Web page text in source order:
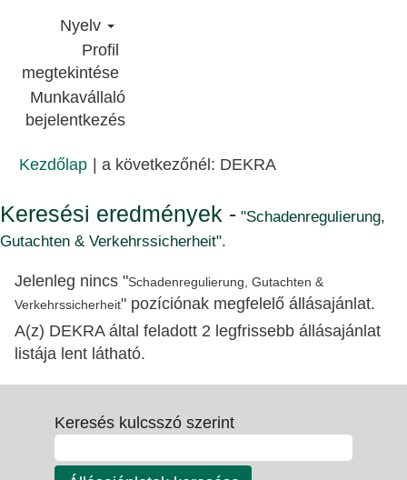
Nyelv
Profil
megtekintése
Munkavállaló
bejelentkezés
Kezdőlap a következőnél: DEKRA(aktuális
Keresési eredmények - "Schadenregulierung,
Gutachten & Verkehrssicherheit".
Jelenleg nincs "Schadenregulierung, Gutachten &
Verkehrssicherheit" pozíciónak megfelelő állásajánlat.
A(z) DEKRA által feladott 2 legfrissebb állásajánlat
listája lent látható.
Keresés kulcsszó szerint